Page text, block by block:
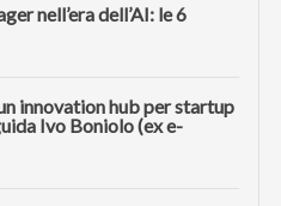
nell’era dell’AI: le 6
innovation hub per startup
Ivo Boniolo (ex e-